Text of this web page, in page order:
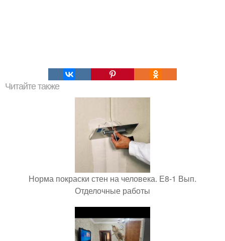
Читайте также
Норма покраски стен на человека. Е8-1 Вып.
Отделочные работы